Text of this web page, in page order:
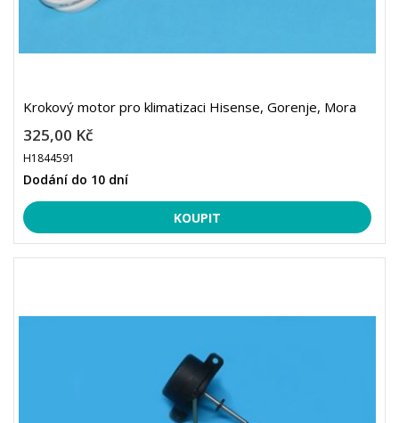
Krokový motor pro klimatizaci Hisense, Gorenje, Mora
325,00 Kč
H1844591
Dodání do 10 dní